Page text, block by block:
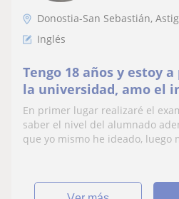
Donostia-San Sebastián,
Inglés
Tengo 18 años y estoy
la universidad, amo el
de 2022 tuve la
proficiency (C2) en
del inglés se debe al
En primer lugar realizaré el
saber el nivel del alumnado
que yo mismo he ideado, luego